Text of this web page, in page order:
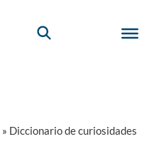
» Diccionario de curiosidades